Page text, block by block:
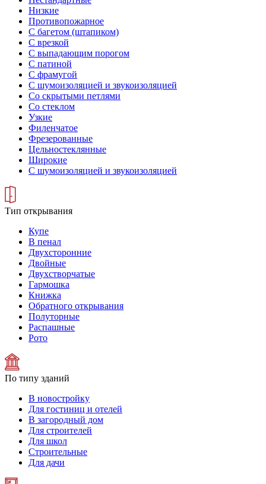
Низкие
Противопожарное
С багетом (штапиком)
С врезкой
С выпадающим порогом
С патиной
С фрамугой
С шумоизоляцией и звукоизоляцией
Со скрытыми петлями
Со стеклом
Узкие
Филенчатое
Фрезерованные
Цельностеклянные
Широкие
С шумоизоляцией и звукоизоляцией
Тип открывания
Купе
В пенал
Двухсторонние
Двойные
Двухстворчатые
Гармошка
Книжка
Обратного открывания
Полуторные
Распашные
Рото
По типу зданий
В новостройку
Для гостиниц и отелей
В загородный дом
Для строителей
Для школ
Строительные
Для дачи